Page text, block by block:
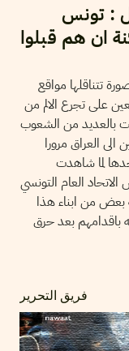
: تونس
ان هم قبلوا
تتناقلها مواقع
على تجرع الالم من
بالعديد من الشعوب
العراق مرورا
لما شاهدت
العام التونسي
من ابناء هذا
باقدامهم بعد حرق
فريق التحرير